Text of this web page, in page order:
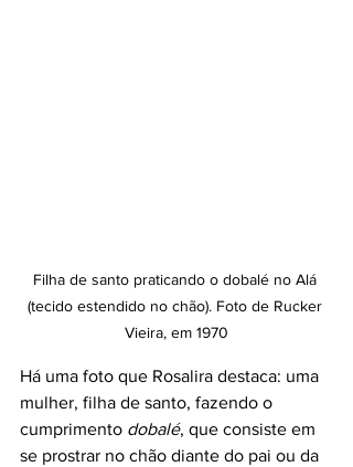
Filha de santo praticando o dobalé no Alá
(tecido estendido no chão). Foto de Rucker
Vieira, em 1970
Há uma foto que Rosalira destaca: uma
mulher, filha de santo, fazendo o
cumprimento dobalé, que consiste em
se prostrar no chão diante do pai ou da